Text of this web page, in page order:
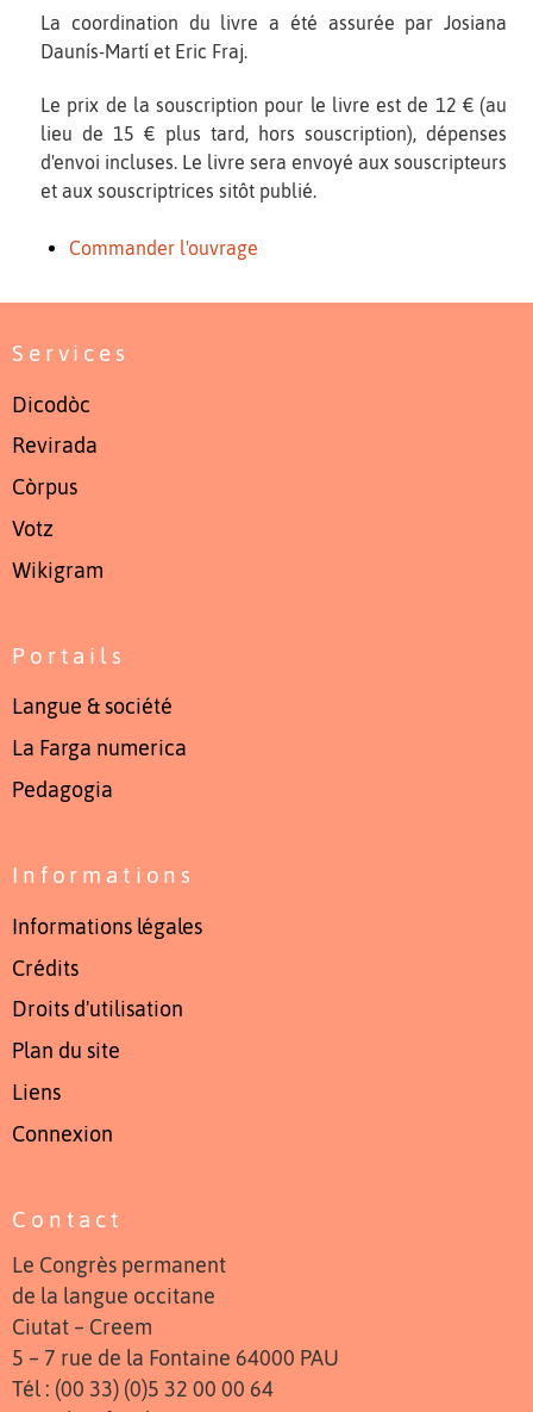
La coordination du livre a été assurée par Josiana
Daunís-Martí et Eric Fraj.
Le prix de la souscription pour le livre est de 12 € (au
lieu de 15 € plus tard, hors souscription), dépenses
d'envoi incluses. Le livre sera envoyé aux souscripteurs
et aux souscriptrices sitôt publié.
Commander l'ouvrage
Services
Dicodòc
Revirada
Còrpus
Votz
Wikigram
Portails
Langue & société
La Farga numerica
Pedagogia
Informations
Informations légales
Crédits
Droits d'utilisation
Plan du site
Liens
Connexion
Contact
Le Congrès permanent
de la langue occitane
Ciutat – Creem
5 – 7 rue de la Fontaine 64000 PAU
Tél : (00 33) (0)5 32 00 00 64